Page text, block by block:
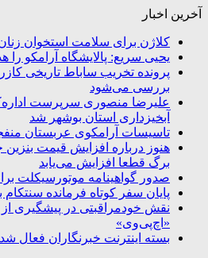
آخرین اخبار
کلاژن برای سلامت استخوان
یحیی سریع: پالایشگاه آرامکو را
پرونده تخریب ساباط تاریخی
بررسی می‌شود
علیرضا منصوری سرپرست
آبخیزداری استان بوشهر شد
تاسیسات آرامکوی عربستان
هنوز درباره افزایش قیمت
برگ قطعا افزایش می‌یابد
صدور گواهینامه موتورسیکلت
پایان سفر کوتاه فرمانده سنتکام
نقش خودمراقبتی در پیشگیری از
«اچ‌پی‌وی»
بسته اینترنت خبرنگاران فعال شد